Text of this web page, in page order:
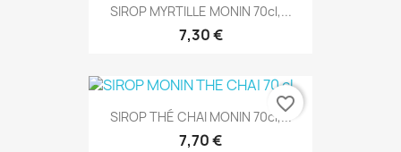
SIROP MYRTILLE MONIN 70cl,...
7,30 €
SIROP THÉ CHAI MONIN 70cl,...
7,70 €
favorite_border